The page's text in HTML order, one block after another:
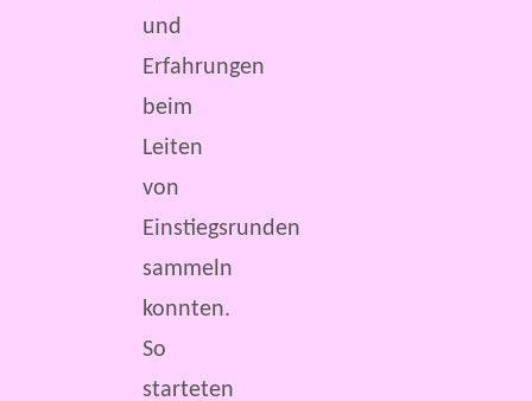
und
Erfahrungen
beim
Leiten
von
Einstiegsrunden
sammeln
konnten.
So
starteten